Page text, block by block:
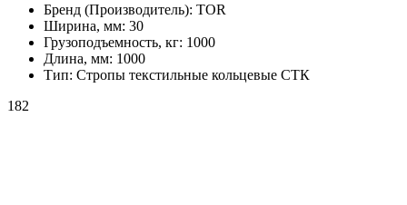
Бренд (Производитель): TOR
Ширина, мм: 30
Грузоподъемность, кг: 1000
Длина, мм: 1000
Тип: Стропы текстильные кольцевые СТК
182